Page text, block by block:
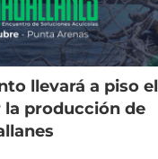
llevará a piso el
la producción de